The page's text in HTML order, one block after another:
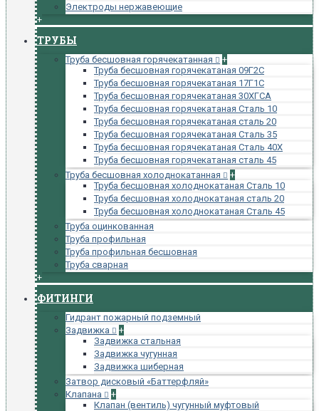
Электроды нержавеющие
+
ТРУБЫ
Труба бесшовная горячекатанная
+
Труба бесшовная горячекатаная 09Г2С
Труба бесшовная горячекатаная 17Г1С
Труба бесшовная горячекатаная 30ХГСА
Труба бесшовная горячекатаная Сталь 10
Труба бесшовная горячекатаная сталь 20
Труба бесшовная горячекатаная Сталь 35
Труба бесшовная горячекатаная Сталь 40Х
Труба бесшовная горячекатаная сталь 45
Труба бесшовная холоднокатанная
+
Труба бесшовная холоднокатаная Сталь 10
Труба бесшовная холоднокатаная сталь 20
Труба бесшовная холоднокатаная Сталь 45
Труба оцинкованная
Труба профильная
Труба профильная бесшовная
Труба сварная
+
ФИТИНГИ
Гидрант пожарный подземный
Задвижка
+
Задвижка стальная
Задвижка чугунная
Задвижка шиберная
Затвор дисковый «Баттерфляй»
Клапана
+
Клапан (вентиль) чугунный муфтовый